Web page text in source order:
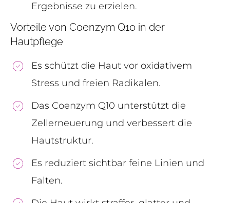
Ergebnisse zu erzielen.
Vorteile von Coenzym Q10 in der
Hautpflege
Es schützt die Haut vor oxidativem
Stress und freien Radikalen.
Das Coenzym Q10 unterstützt die
Zellerneuerung und verbessert die
Hautstruktur.
Es reduziert sichtbar feine Linien und
Falten.